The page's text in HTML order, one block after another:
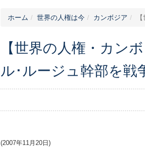
ホーム 世界の人権は今 カンボジア
【世界の人権・カン
ル･ルージュ幹部を
(2007年11月20日)